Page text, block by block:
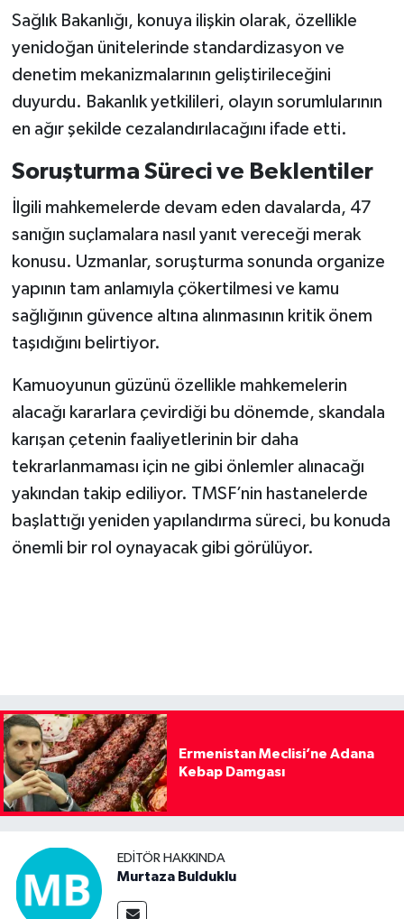
Sağlık Bakanlığı, konuya ilişkin olarak, özellikle
yenidoğan ünitelerinde standardizasyon ve
denetim mekanizmalarının geliştirileceğini
duyurdu. Bakanlık yetkilileri, olayın sorumlularının
en ağır şekilde cezalandırılacağını ifade etti.
Soruşturma Süreci ve Beklentiler
İlgili mahkemelerde devam eden davalarda, 47
sanığın suçlamalara nasıl yanıt vereceği merak
konusu. Uzmanlar, soruşturma sonunda organize
yapının tam anlamıyla çökertilmesi ve kamu
sağlığının güvence altına alınmasının kritik önem
taşıdığını belirtiyor.
Kamuoyunun güzünü özellikle mahkemelerin
alacağı kararlara çevirdiği bu dönemde, skandala
karışan çetenin faaliyetlerinin bir daha
tekrarlanmaması için ne gibi önlemler alınacağı
yakından takip ediliyor. TMSF’nin hastanelerde
başlattığı yeniden yapılandırma süreci, bu konuda
önemli bir rol oynayacak gibi görülüyor.
Ermenistan Meclisi’ne Adana
Kebap Damgası
EDITÖR HAKKINDA
Murtaza Bulduklu